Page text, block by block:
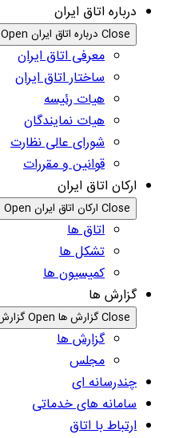
درباره اتاق ایران
Close درباره اتاق ایران Open درباره اتاق ایران
معرفی اتاق ایران
ساختار اتاق ایران
هیات رئیسه
هیات نمایندگان
شورای عالی نظارت
قوانین و مقررات
ارکان اتاق ایران
Close ارکان اتاق ایران Open ارکان اتاق ایران
اتاق ها
تشکل ها
کمیسیون ها
گزارش ها
Close گزارش ها Open گزارش ها
گزارش ها
مجلس
چندرسانه ای
سامانه های خدماتی
ارتباط با اتاق